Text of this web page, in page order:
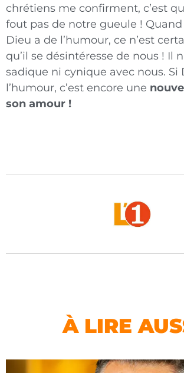
chrétiens me confirment, c’est
fout pas de notre gueule !
Dieu a de l’humour, ce n’est
qu’il se désintéresse de nous ! Il
sadique ni cynique avec nous. Si
l’humour, c’est encore une
son amour !
À LIRE